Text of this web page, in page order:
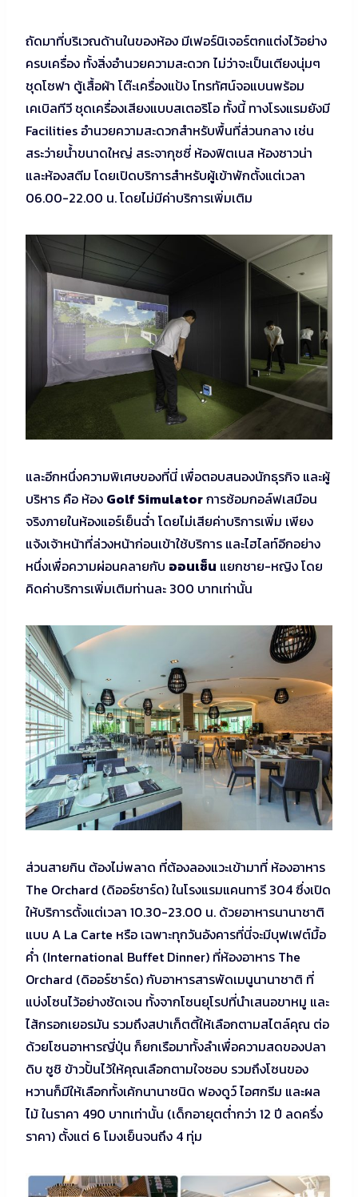
ถัดมาที่บริเวณด้านในของห้อง มีเฟอร์นิเจอร์ตกแต่งไว้อย่าง
ครบเครื่อง ทั้งสิ่งอำนวยความสะดวก ไม่ว่าจะเป็นเตียงนุ่มๆ
ชุดโซฟา ตู้เสื้อผ้า โต๊ะเครื่องแป้ง โทรทัศน์จอแบนพร้อม
เคเบิลทีวี ชุดเครื่องเสียงแบบสเตอริโอ ทั้งนี้ ทางโรงแรมยังมี
Facilities อำนวยความสะดวกสำหรับพื้นที่ส่วนกลาง เช่น
สระว่ายน้ำขนาดใหญ่ สระจากุซซี่ ห้องฟิตเนส ห้องซาวน่า
และห้องสตีม โดยเปิดบริการสำหรับผู้เข้าพักตั้งแต่เวลา
06.00-22.00 น. โดยไม่มีค่าบริการเพิ่มเติม
และอีกหนึ่งความพิเศษของที่นี่ เพื่อตอบสนองนักธุรกิจ และผู้
บริหาร คือ ห้อง Golf Simulatorการซ้อมกอล์ฟเสมือน
จริงภายในห้องแอร์เย็นฉ่ำ โดยไม่เสียค่าบริการเพิ่ม เพียง
แจ้งเจ้าหน้าที่ล่วงหน้าก่อนเข้าใช้บริการ และไฮไลท์อีกอย่าง
หนึ่งเพื่อความผ่อนคลายกับ ออนเซ็น แยกชาย-หญิง โดย
คิดค่าบริการเพิ่มเติมท่านละ 300 บาทเท่านั้น
ส่วนสายกิน ต้องไม่พลาด ที่ต้องลองแวะเข้ามาที่ ห้องอาหาร
The Orchard (ดิออร์ชาร์ด) ในโรงแรมแคนทารี 304 ซึ่งเปิด
ให้บริการตั้งแต่เวลา 10.30-23.00 น. ด้วยอาหารนานาชาติ
แบบ A La Carte หรือ เฉพาะทุกวันอังคารที่นี่จะมีบุฟเฟต์มื้อ
ค่ำ (International Buffet Dinner) ที่ห้องอาหาร The
Orchard (ดิออร์ชาร์ด) กับอาหารสารพัดเมนูนานาชาติ ที่
แบ่งโซนไว้อย่างชัดเจน ทั้งจากโซนยุโรปที่นำเสนอขาหมู และ
ไส้กรอกเยอรมัน รวมถึงสปาเก็ตตี้ให้เลือกตามสไตล์คุณ ต่อ
ด้วยโซนอาหารญี่ปุ่น ก็ยกเรือมาทั้งลำเพื่อความสดของปลา
ดิบ ซูชิ ข้าวปั้นไว้ให้คุณเลือกตามใจชอบ รวมถึงโซนของ
หวานก็มีให้เลือกทั้งเค้กนานาชนิด ฟองดูว์ ไอศกรีม และผล
ไม้ ในราคา 490 บาทเท่านั้น (เด็กอายุตต่ำกว่า 12 ปี ลดครึ่ง
ราคา) ตั้งแต่ 6 โมงเย็นจนถึง 4 ทุ่ม